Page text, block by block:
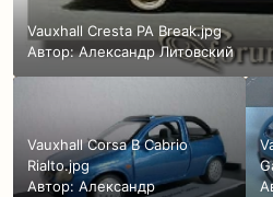
Vauxhall Cresta PA Break.jpg
Автор:Александр Литовский
Vauxhall Corsa B Cabrio
Rialto.jpg
Автор: Александр